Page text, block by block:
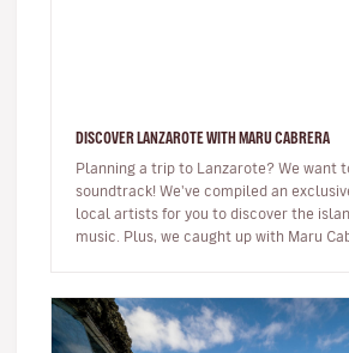
DISCOVER LANZAROTE WITH MARU CABRERA
Planning a trip to Lanzarote? We want
soundtrack! We've compiled an
local artists for you to discover the
music. Plus, we caught up with Maru